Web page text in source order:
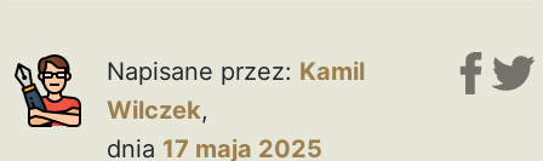
Napisane przez: Kamil
Wilczek,
dnia 17 maja 2025